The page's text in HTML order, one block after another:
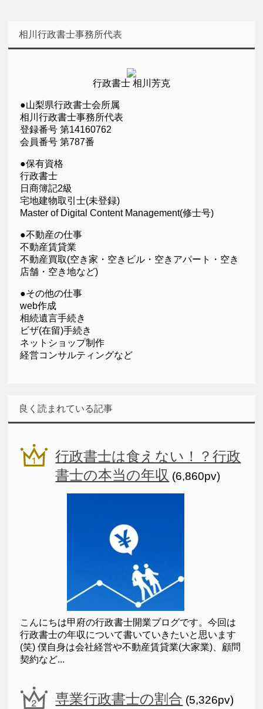
相川行政書士事務所代表
行政書士 相川芳克
●山梨県行政書士会所属
相川行政書士事務所代表
登録番号 第14160762
会員番号 第787番
●保有資格
行政書士
日商簿記2級
宅地建物取引士(未登録)
Master of Digital Content Management(修士号)
●不動産の仕事
不動産賃貸業
不動産買取(空き家・空きビル・空きアパート・空き
店舗・空き地など)
●その他の仕事
web作成
相続遺言手続き
ビザ(在留)手続き
ネットショップ制作
経営コンサルティングなど
良く読まれている記事
行政書士は食えない！？行政
書士の本当の年収 (6,860pv)
こんにちは甲府の行政書士開業ブログです。今回は
行政書士の年収について書いていきたいと思います
(笑) 僕自身は会社経営や不動産賃貸業(大家業)、顧問
契約など...
専業行政書士の割合 (5,326pv)